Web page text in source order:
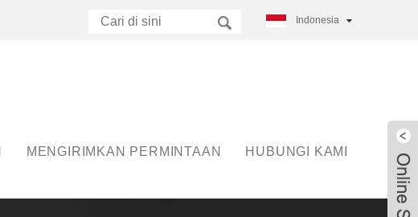
Indonesia
MENGIRIMKAN PERMINTAAN HUBUNGI KAMI